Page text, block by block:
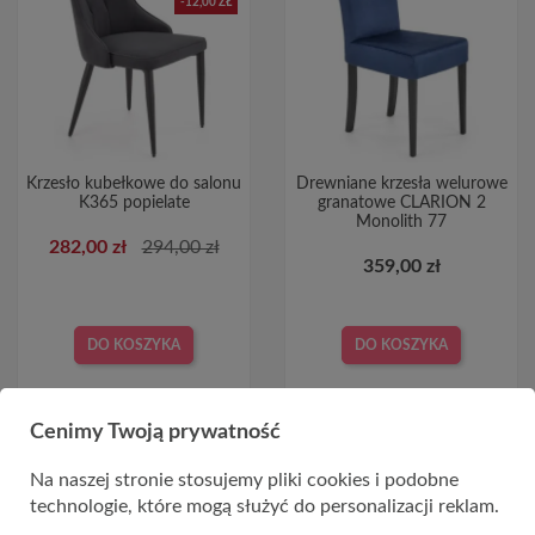
Krzesło kubełkowe do salonu
K365 popielate
282,00 zł 294,00 zł
DO KOSZYKA
Drewniane krzesła welurowe
granatowe CLARION 2
Monolith 77
359,00 zł
DO KOSZYKA
-30,00 ZŁ -20,00 ZŁ
Cenimy Twoją prywatność
Na naszej stronie stosujemy pliki cookies i podobne
technologie, które mogą służyć do personalizacji reklam.